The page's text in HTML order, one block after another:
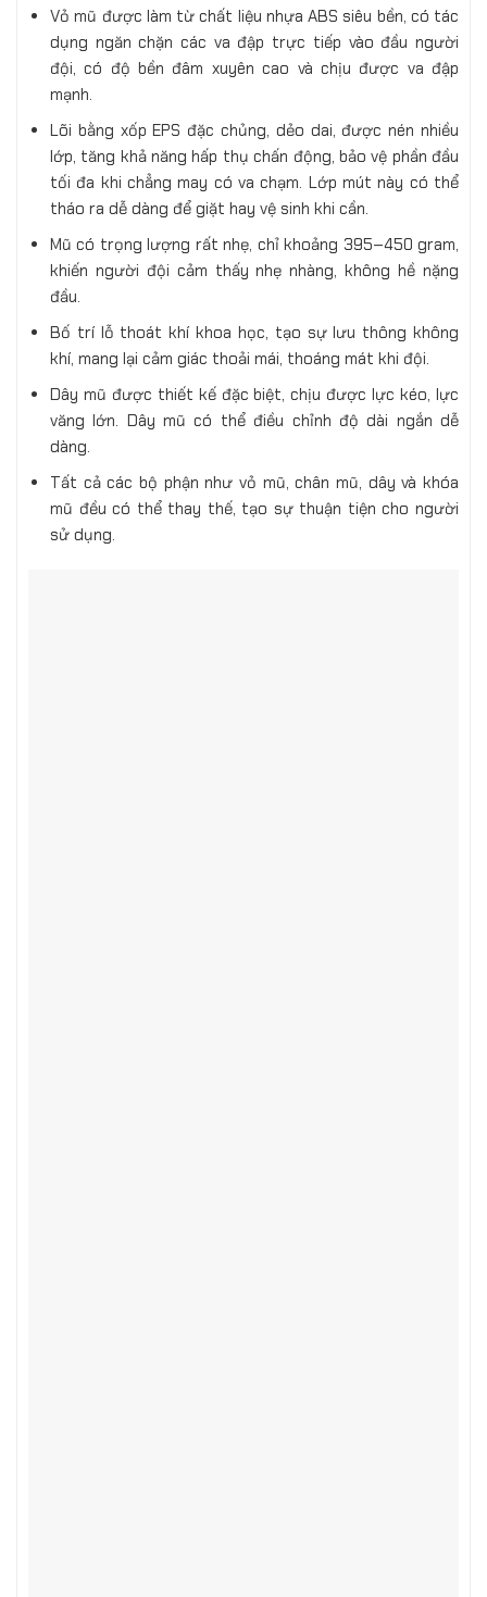
Vỏ mũ được làm từ chất liệu nhựa ABS siêu bền, có tác
dụng ngăn chặn các va đập trực tiếp vào đầu người
đội, có độ bền đâm xuyên cao và chịu được va đập
mạnh.
Lõi bằng xốp EPS đặc chủng, dẻo dai, được nén nhiều
lớp, tăng khả năng hấp thụ chấn động, bảo vệ phần đầu
tối đa khi chẳng may có va chạm. Lớp mút này có thể
tháo ra dễ dàng để giặt hay vệ sinh khi cần.
Mũ có trọng lượng rất nhẹ, chỉ khoảng 395–450 gram,
khiến người đội cảm thấy nhẹ nhàng, không hề nặng
đầu.
Bố trí lỗ thoát khí khoa học, tạo sự lưu thông không
khí, mang lại cảm giác thoải mái, thoáng mát khi đội.
Dây mũ được thiết kế đặc biệt, chịu được lực kéo, lực
văng lớn. Dây mũ có thể điều chỉnh độ dài ngắn dễ
dàng.
Tất cả các bộ phận như vỏ mũ, chân mũ, dây và khóa
mũ đều có thể thay thế, tạo sự thuận tiện cho người
sử dụng.